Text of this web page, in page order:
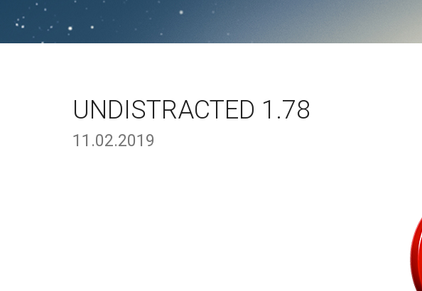
UNDISTRACTED 1.78
11.02.2019